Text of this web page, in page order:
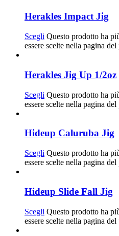
Herakles Impact Jig
Scegli Questo prodotto ha
essere scelte nella pagina
Herakles Jig Up 1/2oz
Scegli Questo prodotto ha
essere scelte nella pagina
Hideup Caluruba Jig
Scegli Questo prodotto ha
essere scelte nella pagina
Hideup Slide Fall Jig
Scegli Questo prodotto ha
essere scelte nella pagina